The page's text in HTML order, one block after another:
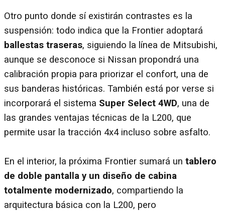
Otro punto donde sí existirán contrastes es la
suspensión: todo indica que la Frontier adoptará
ballestas traseras, siguiendo la línea de Mitsubishi,
aunque se desconoce si Nissan propondrá una
calibración propia para priorizar el confort, una de
sus banderas históricas. También está por verse si
incorporará el sistema Super Select 4WD, una de
las grandes ventajas técnicas de la L200, que
permite usar la tracción 4x4 incluso sobre asfalto.
En el interior, la próxima Frontier sumará un tablero
de doble pantalla y un diseño de cabina
totalmente modernizado, compartiendo la
arquitectura básica con la L200, pero